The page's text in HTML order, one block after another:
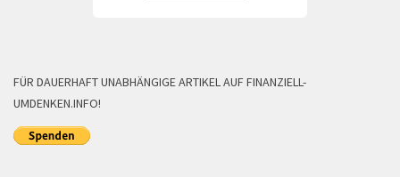
FÜR DAUERHAFT UNABHÄNGIGE ARTIKEL AUF FINANZIELL-
UMDENKEN.INFO!